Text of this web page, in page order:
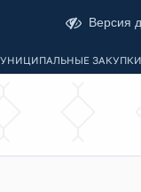
Версия
ЗАКУПКИ